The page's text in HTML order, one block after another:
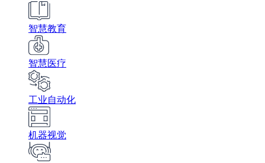
智慧教育
智慧医疗
工业自动化
机器视觉